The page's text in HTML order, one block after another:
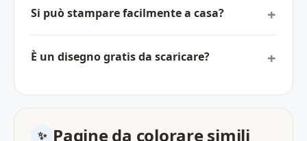
Si può stampare facilmente a casa?
È un disegno gratis da scaricare?
Pagine da colorare simili